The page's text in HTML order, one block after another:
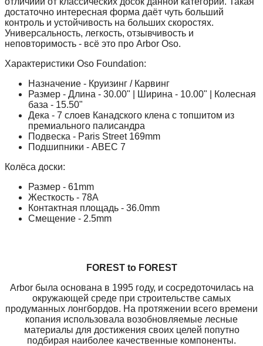
достаточно интересная форма даёт чуть больший
контроль и устойчивость на больших скоростях.
Универсальность, легкость, отзывчивость и
неповторимость - всё это про Arbor Oso.
Характеристики Oso Foundation:
Назначение - Круизинг / Карвинг
Размер - Длина - 30.00" | Ширина - 10.00" | Колесная
база - 15.50"
Дека - 7 слоев Канадского клена с топшитом из
премиального палисандра
Подвеска - Paris Street 169mm
Подшипники - ABEC 7
Колёса доски:
Размер - 61mm
Жесткость - 78A
Контактная площадь - 36.0mm
Смещение - 2.5mm
FOREST to FOREST
Arbor была основана в 1995 году, и сосредоточилась на
окружающей среде при строительстве самых
продуманных лонгбордов. На протяжении всего времени
копания использовала возобновляемые лесные
материалы для достижения своих целей попутно
подбирая наиболее качественные компоненты.